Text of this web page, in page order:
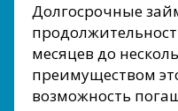
Долгосрочные
месяцев до
преимуществом
возможность